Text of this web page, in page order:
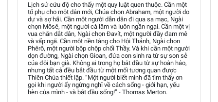
Lịch sử cứu độ cho thấy một quy luật quen thuộc. Cần một
tổ phụ cho một dân mới, Chúa chọn Abraham, một người do
dự và sợ hãi. Cần một người dẫn dân đi qua sa mạc, Ngài
chọn Môsê, một người cà lăm và luôn ngần ngại. Cần một vị
vua chăn dắt dân, Ngài chọn Đavít, một người đầy đam mê
và vấp ngã. Cần một nền tảng cho Hội Thánh, Ngài chọn
Phêrô, một người bộp chộp chối Thầy. Và khi cần một người
dọn đường, Ngài chọn Gioan, đứa con sinh ra từ sự son sẻ
của đôi bạn già. Không ai trong họ bắt đầu từ sự hoàn hảo,
nhưng tất cả đều bắt đầu từ một mối tương quan được
Thiên Chúa thiết lập. “Một người biết mình đã tìm thấy ơn
gọi khi người ấy ngừng nghĩ về cách sống - giới hạn, yếu
hèn của mình - và bắt đầu sống!” - Thomas Merton.